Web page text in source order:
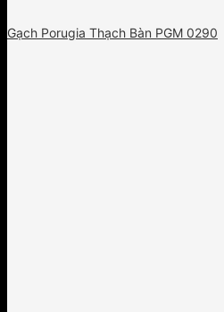
Gạch Porugia Thạch Bàn PGM 0290